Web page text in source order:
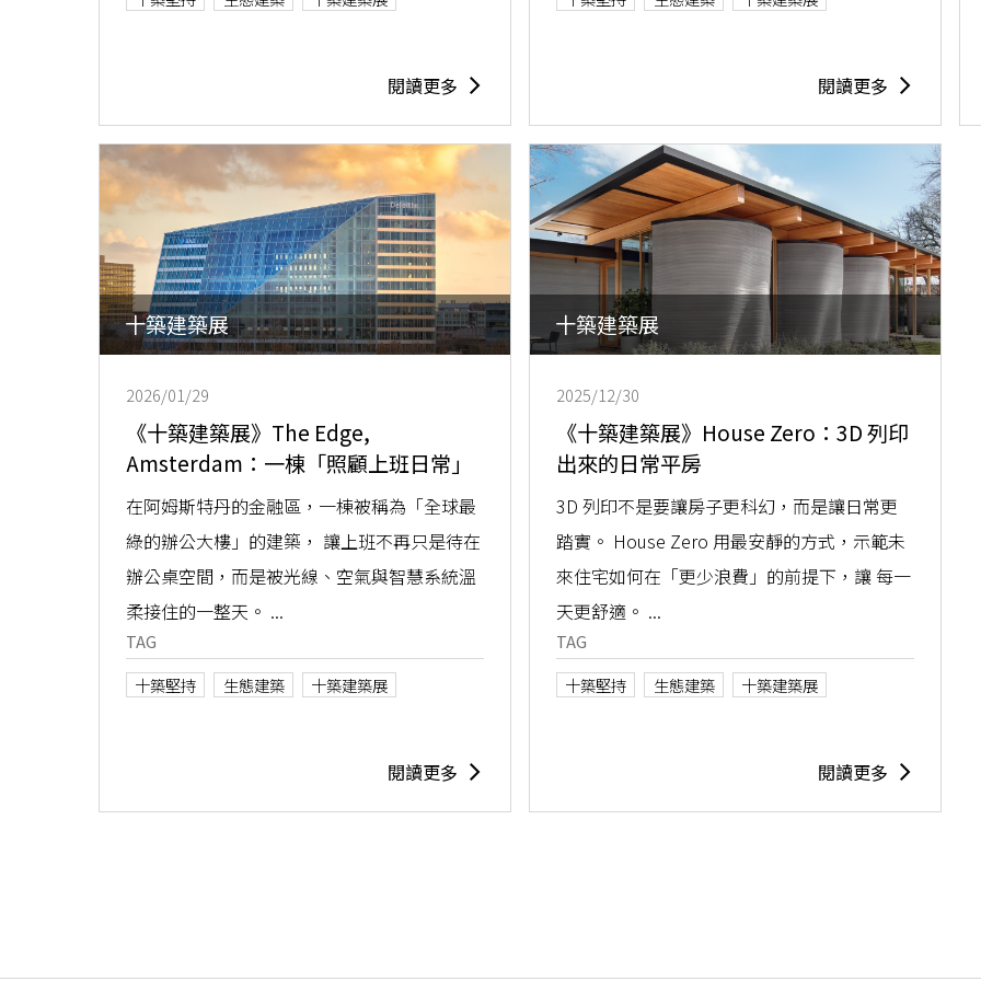
閱讀更多 閱讀更多
十築建築展
2026/01/29
《十築建築展》The Edge,
Amsterdam：一棟「照顧上班日常」
的綠色辦公樓
在阿姆斯特丹的金融區，一棟被稱為「全球最
綠的辦公大樓」的建築， 讓上班不再只是待在
辦公桌空間，而是被光線、空氣與智慧系統溫
柔接住的一整天。 ...
TAG
十築堅持
生態建築 十築建築展
閱讀更多
十築建築展
2025/12/30
《十築建築展》House Zero：3D 列印
出來的日常平房
3D 列印不是要讓房子更科幻，而是讓日常更
踏實。 House Zero 用最安靜的方式，示範未
來住宅如何在「更少浪費」的前提下，讓 每一
天更舒適。 ...
TAG
十築堅持
生態建築 十築建築展
閱讀更多